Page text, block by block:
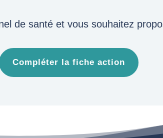
de santé et vous souhaitez
Compléter la fiche action